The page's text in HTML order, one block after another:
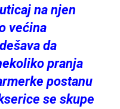
na njen
većina
da
pranja
postanu
se skupe